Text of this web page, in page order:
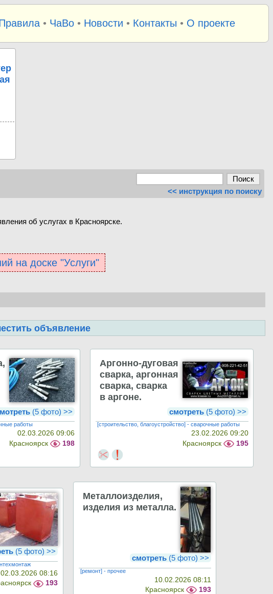
• ЧаВо• Новости • Контакты • О проекте
<< инструкция по поиску
об услугах в Красноярске.
на доске "Услуги"
объявление
(5 фото) >>
работы
02.03.2026 09:06
Красноярск
198
Аргонно-дуговая
сварка, аргонная
сварка, сварка
в аргоне.
смотреть(5 фото) >>
[строительство, благоустройство] - сварочные работы
23.02.2026 09:20
Красноярск
195
(5 фото) >>
02.03.2026 08:16
193
Металлоизделия,
изделия из металла.
смотреть(5 фото) >>
[ремонт] - прочее
10.02.2026 08:11
Красноярск
193